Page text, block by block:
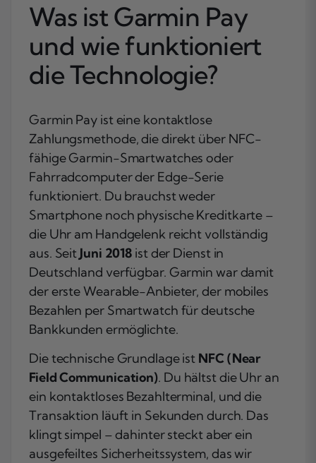
Was ist Garmin Pay
und wie funktioniert
die Technologie?
Garmin Pay ist eine kontaktlose
Zahlungsmethode, die direkt über NFC-
fähige Garmin-Smartwatches oder
Fahrradcomputer der Edge-Serie
funktioniert. Du brauchst weder
Smartphone noch physische Kreditkarte –
die Uhr am Handgelenk reicht vollständig
aus. SeitJuni 2018 ist der Dienst in
Deutschland verfügbar. Garmin war damit
der erste Wearable-Anbieter, der mobiles
Bezahlen per Smartwatch für deutsche
Bankkunden ermöglichte.
Die technische Grundlage ist NFC (Near
Field Communication). Du hältst die Uhr an
ein kontaktloses Bezahlterminal, und die
Transaktion läuft in Sekunden durch. Das
klingt simpel – dahinter steckt aber ein
ausgefeiltes Sicherheitssystem, das wir